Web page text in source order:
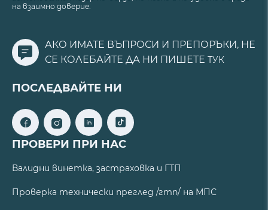
на взаимно доверие.
АКО ИМАТЕ ВЪПРОСИ И ПРЕПОРЪКИ, НЕ
СЕ КОЛЕБАЙТЕ ДА НИ ПИШЕТЕ ТУК
ПОСЛЕДВАЙТЕ НИ
ПРОВЕРИ ПРИ НАС
Валидни винетка, застраховка и ГТП
Проверка технически преглед /гтп/ на МПС